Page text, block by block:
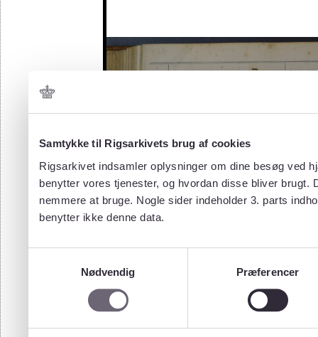
Samtykke til Rigsarkivets brug af cookies
Rigsarkivet indsamler oplysninger om dine besøg ved
benytter vores tjenester, og hvordan disse bliver
nemmere at bruge. Nogle sider indeholder 3. parts
benytter ikke denne data.
Nødvendig
Præferencer